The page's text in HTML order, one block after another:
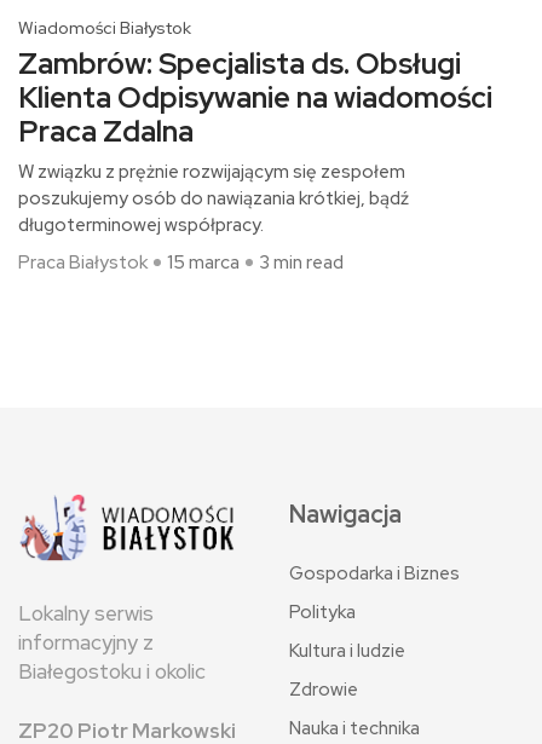
Wiadomości Białystok
Zambrów: Specjalista ds. Obsługi
Klienta Odpisywanie na wiadomości
Praca Zdalna
W związku z prężnie rozwijającym się zespołem
poszukujemy osób do nawiązania krótkiej, bądź
długoterminowej współpracy.
Praca Białystok
15 marca 3 min read
Lokalny serwis
informacyjny z
Białegostoku i okolic
ZP20 Piotr Markowski
Nawigacja
Gospodarka i Biznes
Polityka
Kultura i ludzie
Zdrowie
Nauka i technika